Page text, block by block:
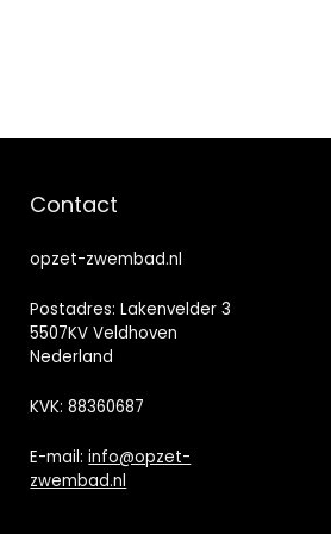
Contact
opzet-zwembad.nl
Postadres: Lakenvelder 3
5507KV Veldhoven
Nederland
KVK: 88360687
E-mail:info@opzet-
zwembad.nl